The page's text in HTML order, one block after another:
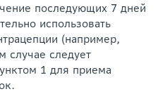
последующих 7 дней
использовать
(например,
случае следует
1 для приема